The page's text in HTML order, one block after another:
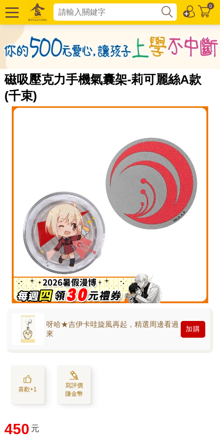
0
磁吸壓克力手機氣囊架-莉可麗絲A款
(千束)
呀哈★吉伊卡哇旋風再起，精選周邊看過
來
加購
喜歡+1
寫評價
賺金幣
450 元